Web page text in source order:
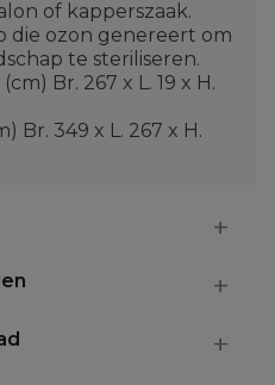
of kapperszaak.
die ozon genereert om
te steriliseren.
Br. 267 x L. 19 x H.
Br. 349 x L. 267 x H.